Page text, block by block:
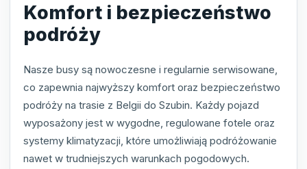
Komfort i bezpieczeństwo
podróży
Nasze busy są nowoczesne i regularnie serwisowane,
co zapewnia najwyższy komfort oraz bezpieczeństwo
podróży na trasie z Belgii do Szubin. Każdy pojazd
wyposażony jest w wygodne, regulowane fotele oraz
systemy klimatyzacji, które umożliwiają podróżowanie
nawet w trudniejszych warunkach pogodowych.